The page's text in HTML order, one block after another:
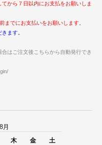
から７日以内にお支払をお願いしま
までにお支払いをお願いします。
ます。
はご注文後こちらから自動発行でき
月
木 金 土